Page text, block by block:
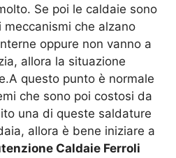
Se poi le caldaie sono
che alzano
oppure non vanno a
allora la situazione
questo punto è normale
che sono poi costosi da
una di queste saldature
allora è bene iniziare a
Caldaie Ferroli